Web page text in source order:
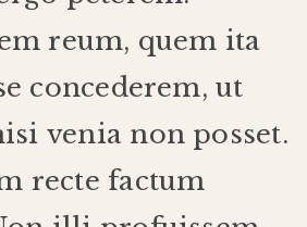
reum, quem ita
concederem,ut
venia non posset.
recte factum